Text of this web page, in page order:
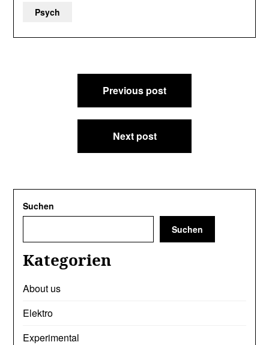
Psych
Beitragsnavigation
Previous post
Next post
Suchen
Suchen
Kategorien
About us
Elektro
Experimental